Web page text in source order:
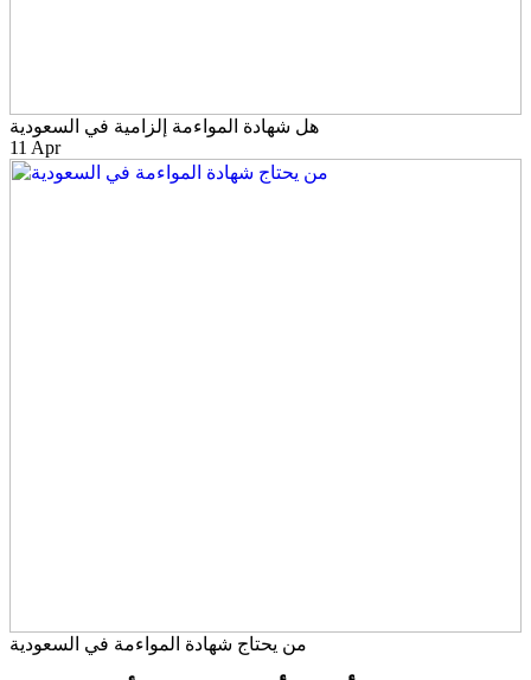
هل شهادة المواءمة إلزامية في السعودية
11 Apr
من يحتاج شهادة المواءمة في السعودية